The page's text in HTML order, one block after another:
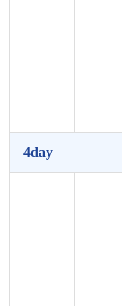
4day